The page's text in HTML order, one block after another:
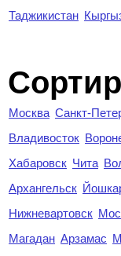
Таджикистан
Москва Санкт-
Владивосток
Хабаровск Чита
Архангельск
Нижневартовск
Магадан Арзамас